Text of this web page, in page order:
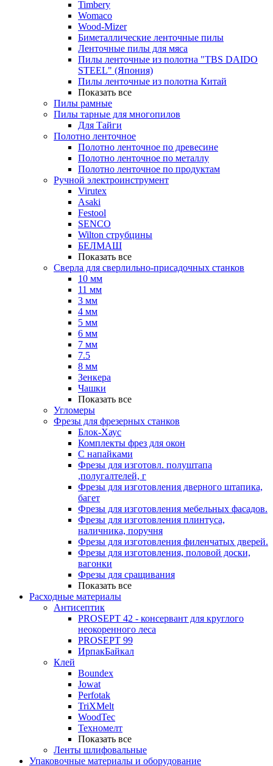
Timbery
Womaco
Wood-Mizer
Биметаллические ленточные пилы
Ленточные пилы для мяса
Пилы ленточные из полотна "TBS DAIDO
STEEL" (Япония)
Пилы ленточные из полотна Китай
Показать все
Пилы рамные
Пилы тарные для многопилов
Для Тайги
Полотно ленточное
Полотно ленточное по древесине
Полотно ленточное по металлу
Полотно ленточное по продуктам
Ручной электроинструмент
Virutex
Asaki
Festool
SENCO
Wilton струбцины
БЕЛМАШ
Показать все
Сверла для сверлильно-присадочных станков
10 мм
11 мм
3 мм
4 мм
5 мм
6 мм
7 мм
7.5
8 мм
Зенкера
Чашки
Показать все
Угломеры
Фрезы для фрезерных станков
Блок-Хаус
Комплекты фрез для окон
С напайками
Фрезы для изготовл. полуштапа
,полугалтелей, г
Фрезы для изготовления дверного штапика,
багет
Фрезы для изготовления мебельных фасадов.
Фрезы для изготовления плинтуса,
наличника, поручня
Фрезы для изготовления филенчатых дверей.
Фрезы для изготовления, половой доски,
вагонки
Фрезы для сращивания
Показать все
Расходные материалы
Антисептик
PROSEPT 42 - консервант для круглого
неокоренного леса
PROSEPT 99
ИрпакБайкал
Клей
Boundex
Jowat
Perfotak
TriXMelt
WoodTec
Техномелт
Показать все
Ленты шлифовальные
Упаковочные материалы и оборудование